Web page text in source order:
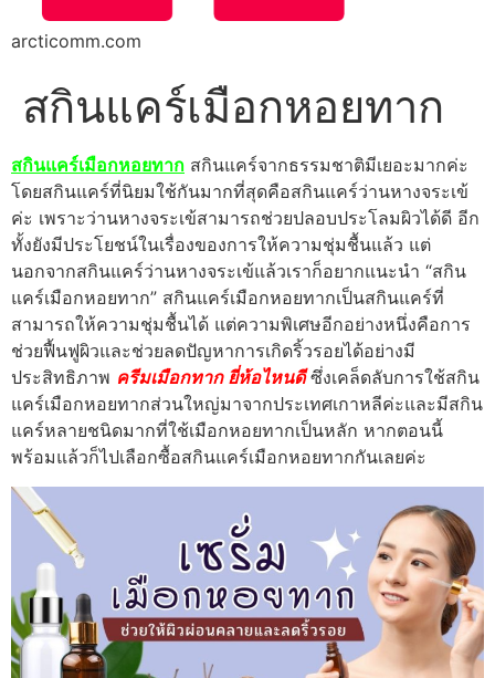
arcticomm.com
สกินแคร์เมือกหอยทาก
สกินแคร์เมือกหอยทาก สกินแคร์จากธรรมชาติมีเยอะมากค่ะ
โดยสกินแคร์ที่นิยมใช้กันมากที่สุดคือสกินแคร์ว่านหางจระเข้
ค่ะ เพราะว่านหางจระเข้สามารถช่วยปลอบประโลมผิวได้ดี อีก
ทั้งยังมีประโยชน์ในเรื่องของการให้ความชุ่มชื้นแล้ว แต่
นอกจากสกินแคร์ว่านหางจระเข้แล้วเราก็อยากแนะนำ “สกิน
แคร์เมือกหอยทาก” สกินแคร์เมือกหอยทากเป็นสกินแคร์ที่
สามารถให้ความชุ่มชื้นได้ แต่ความพิเศษอีกอย่างหนึ่งคือการ
ช่วยฟื้นฟูผิวและช่วยลดปัญหาการเกิดริ้วรอยได้อย่างมี
ประสิทธิภาพ ครีมเมือกทาก ยี่ห้อไหนดีซึ่งเคล็ดลับการใช้สกิน
แคร์เมือกหอยทากส่วนใหญ่มาจากประเทศเกาหลีค่ะและมีสกิน
แคร์หลายชนิดมากที่ใช้เมือกหอยทากเป็นหลัก หากตอนนี้
พร้อมแล้วก็ไปเลือกซื้อสกินแคร์เมือกหอยทากกันเลยค่ะ